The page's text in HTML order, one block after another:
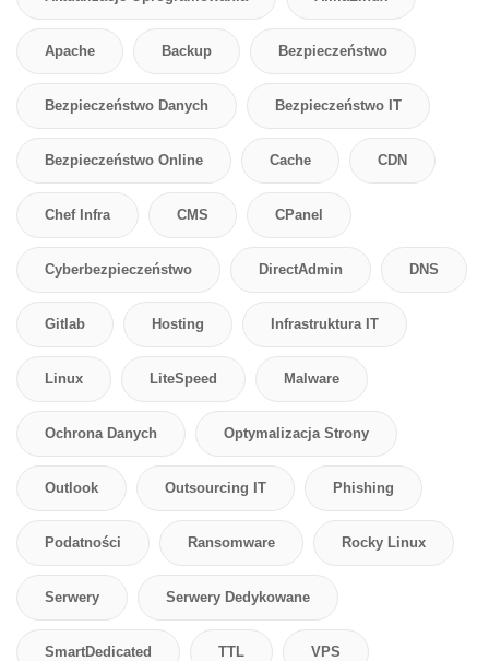
Apache Backup Bezpieczeństwo
Bezpieczeństwo Danych Bezpieczeństwo IT
Bezpieczeństwo Online Cache CDN
Chef Infra CMS CPanel
Cyberbezpieczeństwo DirectAdmin DNS
Gitlab Hosting Infrastruktura IT
Linux LiteSpeed Malware
Ochrona Danych Optymalizacja Strony
Outlook Outsourcing IT Phishing
Podatności Ransomware Rocky Linux
Serwery Serwery Dedykowane
SmartDedicated TTL VPS